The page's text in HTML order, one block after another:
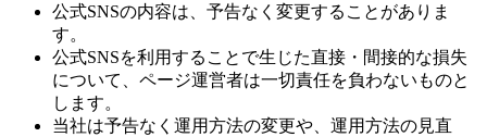
公式SNSの内容は、予告なく変更することがありま
す。
公式SNSを利用することで生じた直接・間接的な損失
について、ページ運営者は一切責任を負わないものと
します。
当社は予告なく運用方法の変更や、運用方法の見直